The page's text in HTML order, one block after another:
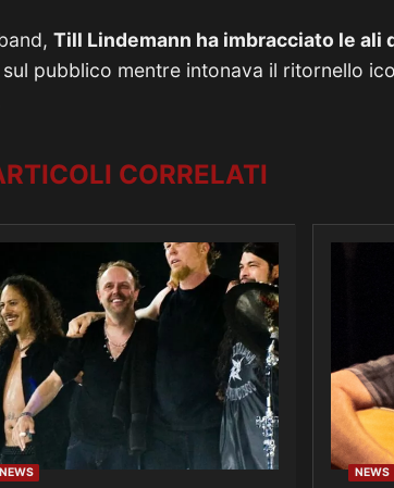
Till Lindemann ha imbracciato le ali
sul pubblico mentre intonava il ritornello
CORRELATI
NEWS NEWS